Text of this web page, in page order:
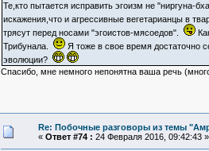
Те,кто пытается исправить эгоизм не "ниргуна-
искажения,что и агрессивные вегетарианцы в
трясут перед носами "эгоистов-мясоедов".
Трибунала.
Я тоже в свое время достаточно
эволюции?
Спасибо, мне немного непонятна ваша речь
Re: Побочные разговоры из темы
« Ответ #74 : 24 Февраля 2016, 09:42:43 »